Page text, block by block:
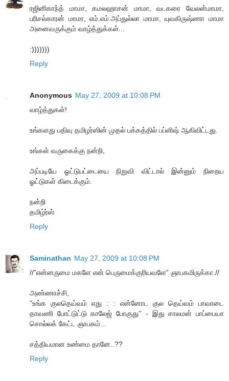
ரஜினிகாந்த் மாமா, கமலஹாசன் மாமா, வடகரை வேலன்மாமா,
பரிசல்காரன் மாமா, எம்.எம்.அப்துல்லா மாமா, யுவகிருஷ்ணா மாமா
அனைவருக்கும் வாழ்த்துக்கள்...
:)))))))
Reply
Anonymous May 27, 2009 at 10:08 PM
வாழ்த்துகள்!
உங்களது பதிவு தமிழர்ஸின் முதல் பக்கத்தில் பப்ளிஷ் ஆகிவிட்டது.
உங்கள் வருகைக்கு நன்றி,
அப்படியே ஓட்டுபட்டையை நிறுவி விட்டால் இன்னும் நிறைய
ஓட்டுகள் கிடைக்கும்.
நன்றி
தமிழ்ர்ஸ்
Reply
Saminathan May 27, 2009 at 10:08 PM
//”என்னருமை மகளே என் பெருமைக்குரியவளே” ஞாபகமிருக்கா.//
அண்ணாச்சி,
”உங்க குலதெய்வம் எது : : என்னோட குல தெய்வம் பாவாடை
தாவணி போட்டுட்டு காலேஜ் போகுது’’ - இது சாலமன் பாப்பையா
சொல்லக் கேட்ட ஞாபகம்...
சத்தியமான உண்மை தானே..??
Reply